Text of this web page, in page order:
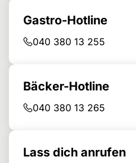
Gastro-Hotline
040 380 13 255
Bäcker-Hotline
040 380 13 265
Lass dich anrufen